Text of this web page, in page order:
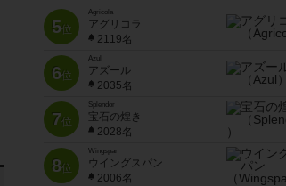
5位
Agricola
アグリコラ
2119名
6位
Azul
アズール
2035名
7位
Splendor
宝石の煌き
2028名
8位
Wingspan
ウイングスパン
2006名